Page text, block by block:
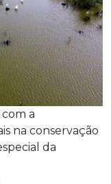
a
na conservação
da